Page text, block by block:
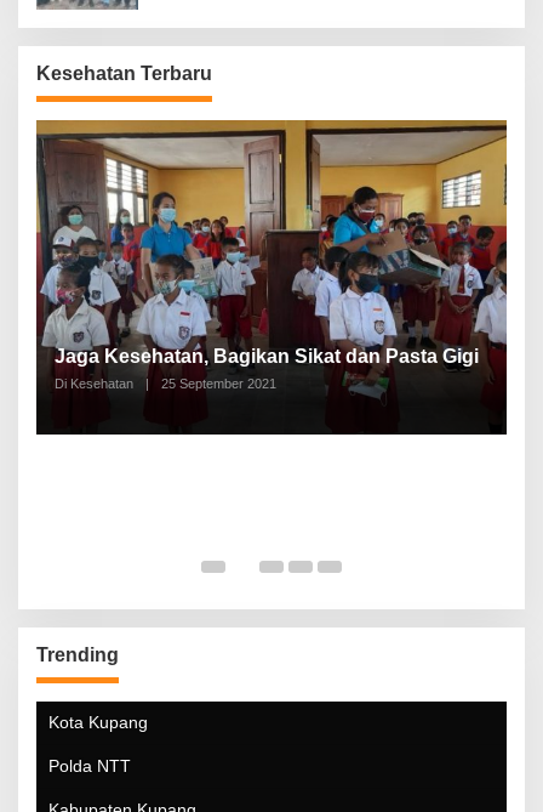
Kesehatan Terbaru
Jaga Kesehatan, Bagikan Sikat dan Pasta Gigi
Di Kesehatan | 25 September 2021
Trending
Kota Kupang
Polda NTT